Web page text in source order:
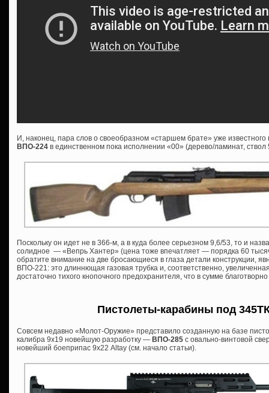
И, наконец, пара слов о своеобразном «старшем брате» уже
ВПО-224 в единственном пока исполнении «00» (дерево/ламинат,
Поскольку он идет не в 366-м, а в куда более серьезном 9,6/53, то и
солидное — «Вепрь Хантер» (цена тоже впечатляет — порядка 60
обратите внимание на две бросающиеся в глаза детали конструкции,
ВПО-221: это длиннющая газовая трубка и, соответственно,
достаточно тихого кнопочного предохранителя, что в сумме
Пистолеты-карабины под
Совсем недавно «Молот-Оружие» представило созданную на базе
калибра 9х19 новейшую разработку — ВПО-285 с овально-винтовой
новейший боеприпас 9х22 Altay (см. начало статьи).